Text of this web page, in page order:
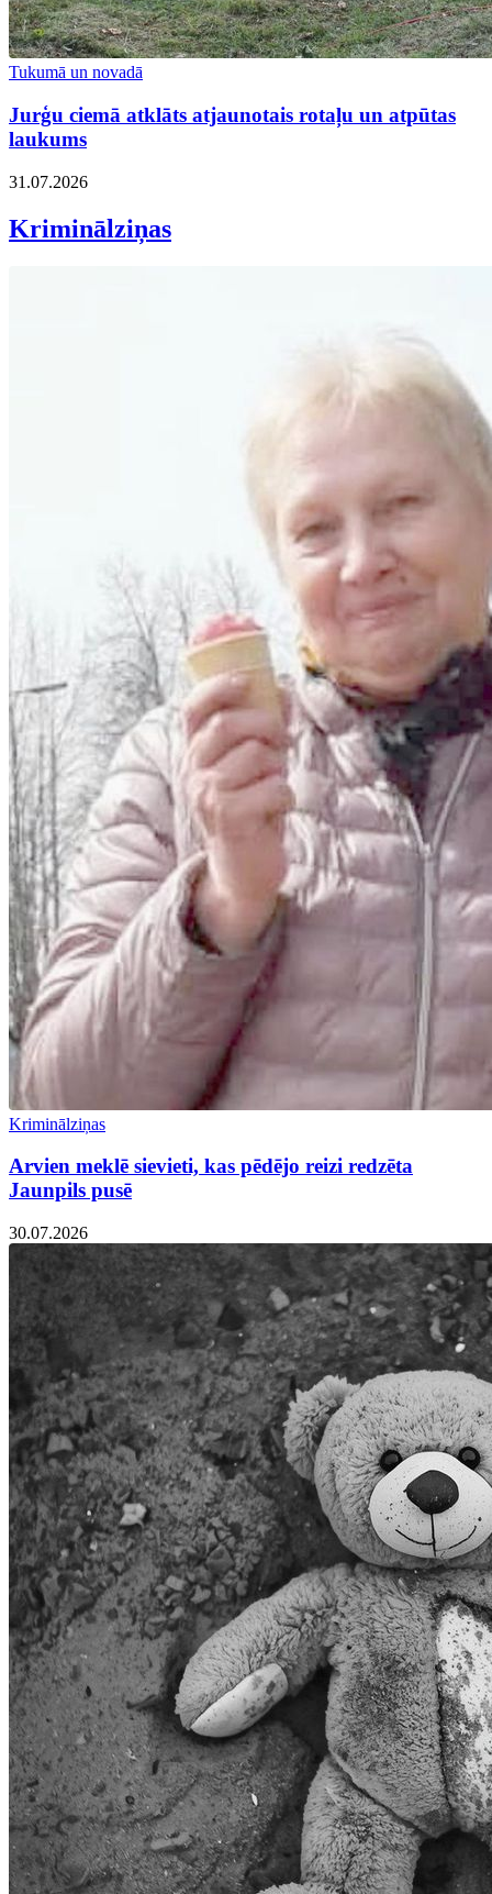
Tukumā un novadā
Jurģu ciemā atklāts atjaunotais rotaļu un atpūtas
laukums
31.07.2026
Kriminālziņas
Kriminālziņas
Arvien meklē sievieti, kas pēdējo reizi redzēta
Jaunpils pusē
30.07.2026